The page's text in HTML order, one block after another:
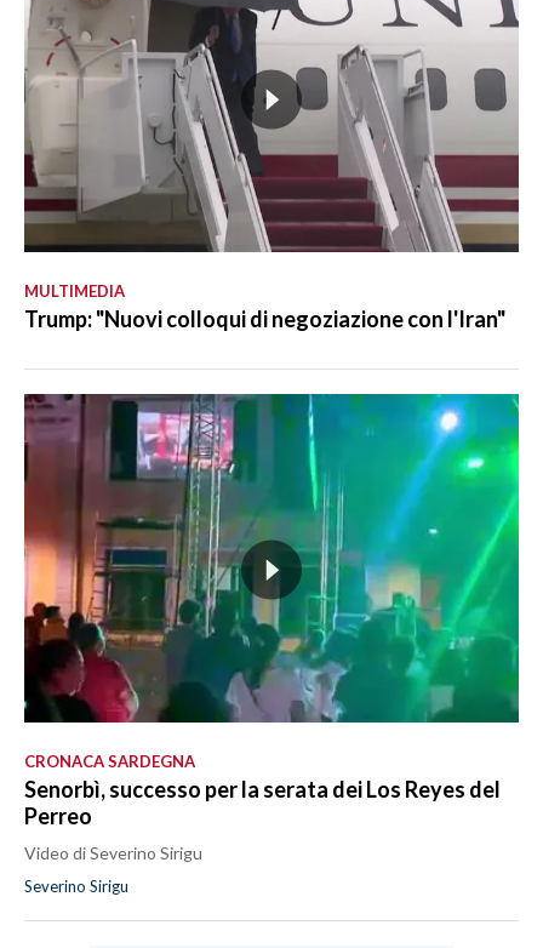
MULTIMEDIA
Trump: "Nuovi colloqui di negoziazione con l'Iran"
CRONACA SARDEGNA
Senorbì, successo per la serata dei Los Reyes del
Perreo
Video di Severino Sirigu
Severino Sirigu